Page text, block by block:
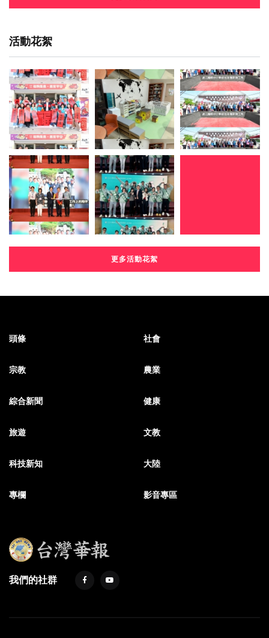
活動花絮
更多活動花絮
頭條 社會
宗教 農業
綜合新聞 健康
旅遊 文教
科技新知 大陸
專欄 影音專區
我們的社群